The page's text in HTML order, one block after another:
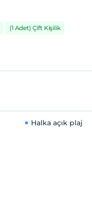
(1 Adet) Çift Kişilik
Halka açık plaj